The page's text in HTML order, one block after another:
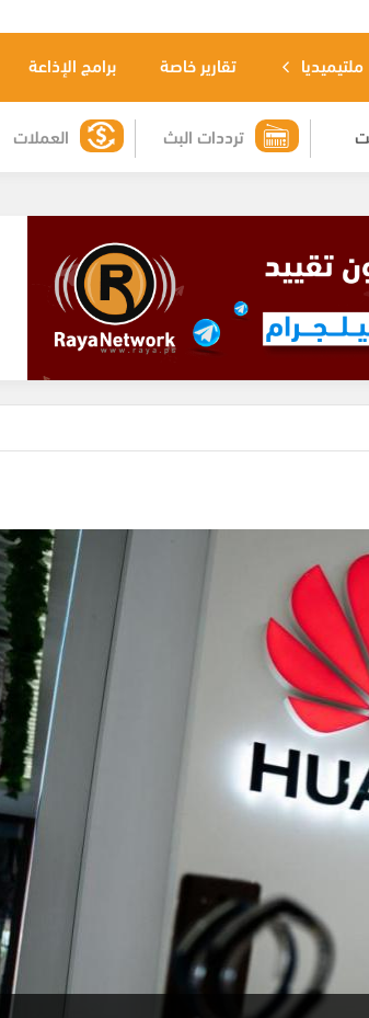
ملتيميديا تقارير خاصة برامج الإذاعة
العملات ترددات البث